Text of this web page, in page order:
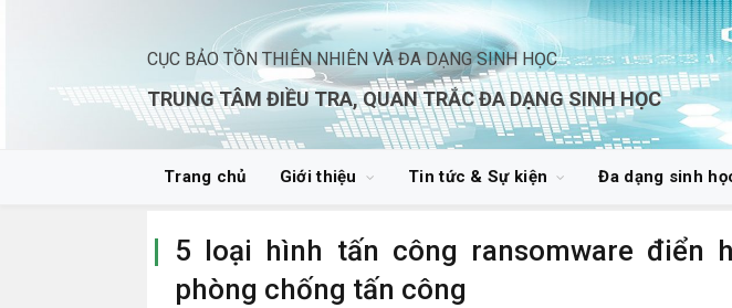
CỤC BẢO TỒN THIÊN NHIÊN VÀ ĐA DẠNG SINH HỌC
TRUNG TÂM ĐIỀU TRA, QUAN TRẮC ĐA DẠNG SINH HỌC
Trang chủ Giới thiệu Tin tức & Sự kiện Đa dạng sinh
5 loại hình tấn công ransomware điển
phòng chống tấn công